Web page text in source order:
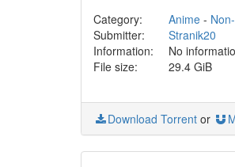
Category: Anime-
Submitter:
Stranik20
Information:
No
File size:
29.4 GiB
Download Torrent or